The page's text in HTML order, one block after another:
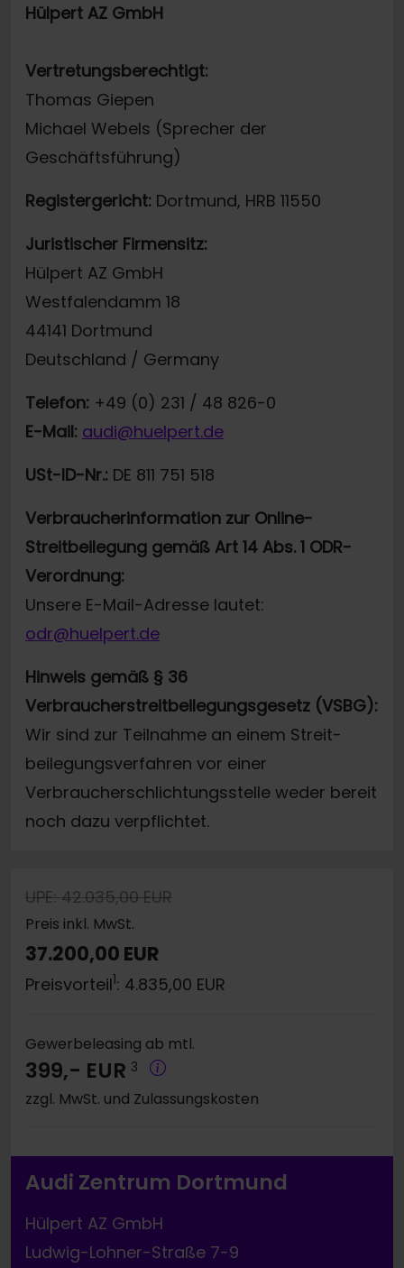
Hülpert AZ GmbH
Vertretungsberechtigt:
Thomas Giepen
Michael Webels (Sprecher der
Geschäftsführung)
Registergericht: Dortmund, HRB 11550
Juristischer Firmensitz:
Hülpert AZ GmbH
Westfalendamm 18
44141 Dortmund
Deutschland / Germany
Telefon: +49 (0) 231 / 48 826-0
E-Mail: audi@huelpert.de
USt-ID-Nr.: DE 811 751 518
Verbraucherinformation zur Online-
Streitbeilegung gemäß Art 14 Abs. 1 ODR-
Verordnung:
Unsere E-Mail-Adresse lautet:
odr@huelpert.de
Hinweis gemäß § 36
Verbraucherstreitbeilegungsgesetz (VSBG):
Wir sind zur Teilnahme an einem Streit-
beilegungsverfahren vor einer
Verbraucherschlichtungsstelle weder bereit
noch dazu verpflichtet.
UPE: 42.035,00 EUR
Preis inkl. MwSt.
37.200,00 EUR
Preisvorteil1: 4.835,00 EUR
Gewerbeleasing ab mtl.
399,- EUR 3
zzgl. MwSt. und Zulassungskosten
Audi Zentrum Dortmund
Hülpert AZ GmbH
Ludwig-Lohner-Straße 7-9